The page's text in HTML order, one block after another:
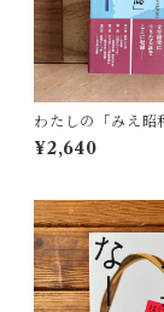
わたしの「みえ昭
藤田 明
¥2,640